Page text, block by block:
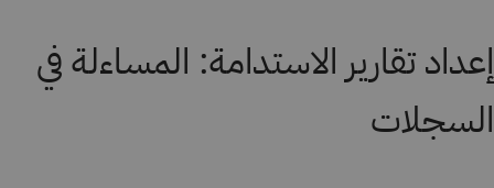
إعداد تقارير الاستدامة: المساءلة في
السجلات